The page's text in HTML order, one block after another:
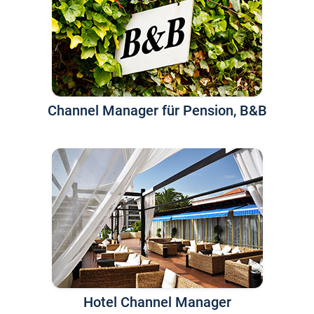
Channel Manager für Pension, B&B
Hotel Channel Manager